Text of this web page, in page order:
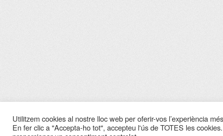
Utilitzem cookies al nostre lloc web per oferir-vos l’experiència
En fer clic a "Accepta-ho tot", accepteu l'ús de TOTES les